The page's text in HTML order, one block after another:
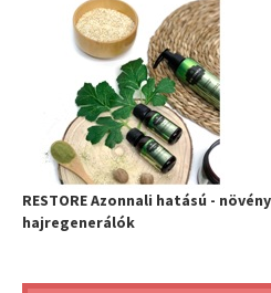
RESTORE Azonnali hatású -
hajregenerálók